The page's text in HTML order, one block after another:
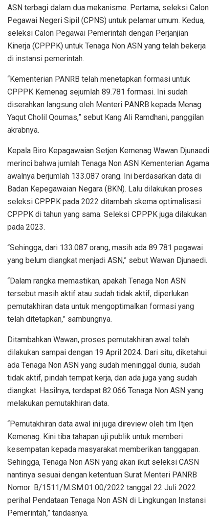
ASN terbagi dalam dua mekanisme. Pertama, seleksi Calon
Pegawai Negeri Sipil (CPNS) untuk pelamar umum. Kedua,
seleksi Calon Pegawai Pemerintah dengan Perjanjian
Kinerja (CPPPK) untuk Tenaga Non ASN yang telah bekerja
di instansi pemerintah.
“⁠Kementerian PANRB telah menetapkan formasi untuk
CPPPK Kemenag sejumlah 89.781 formasi. Ini sudah
diserahkan langsung oleh Menteri PANRB kepada Menag
Yaqut Cholil Qoumas,” sebut Kang Ali Ramdhani, panggilan
akrabnya.
Kepala Biro Kepagawaian Setjen Kemenag Wawan Djunaedi
merinci bahwa jumlah Tenaga Non ASN Kementerian Agama
awalnya berjumlah 133.087 orang. Ini berdasarkan data di
Badan Kepegawaian Negara (BKN). Lalu dilakukan proses
seleksi CPPPK pada 2022 ditambah skema optimalisasi
CPPPK di tahun yang sama. Seleksi CPPPK juga dilakukan
pada 2023.
“Sehingga, dari 133.087 orang, masih ada 89.781 pegawai
yang belum diangkat menjadi ASN,” sebut Wawan Djunaedi.
“Dalam rangka memastikan, apakah Tenaga Non ASN
tersebut masih aktif atau sudah tidak aktif, diperlukan
pemutakhiran data untuk mengoptimalkan formasi yang
telah ditetapkan,” sambungnya.
Ditambahkan Wawan, proses pemutakhiran awal telah
dilakukan sampai dengan 19 April 2024. Dari situ, diketahui
ada Tenaga Non ASN yang sudah meninggal dunia, sudah
tidak aktif, pindah tempat kerja, dan ada juga yang sudah
diangkat. ⁠Hasilnya, terdapat 82.066 Tenaga Non ASN yang
melakukan pemutakhiran data.
“⁠Pemutakhiran data awal ini juga direview oleh tim Itjen
Kemenag. Kini tiba tahapan uji publik untuk memberi
kesempatan kepada masyarakat memberikan tanggapan.
Sehingga, Tenaga Non ASN yang akan ikut seleksi CASN
nantinya sesuai dengan ketentuan Surat Menteri PANRB
Nomor: B/1511/M.SM.01.00/2022 tanggal 22 Juli 2022
perihal Pendataan Tenaga Non ASN di Lingkungan Instansi
Pemerintah,” tandasnya.